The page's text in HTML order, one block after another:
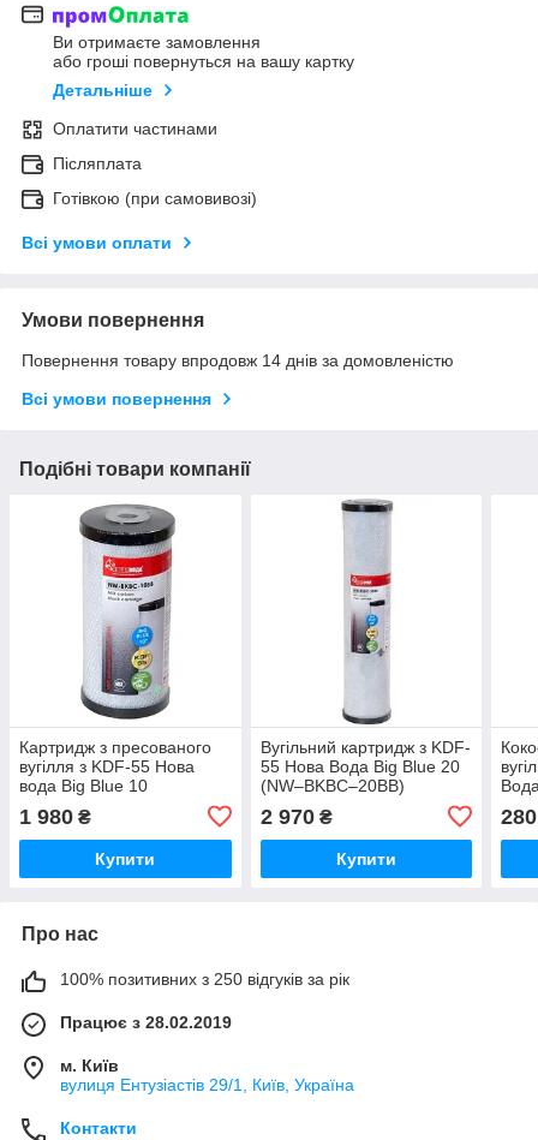
Ви отримаєте замовлення
або гроші повернуться на вашу картку
Детальніше
Оплатити частинами
Післяплата
Готівкою (при самовивозі)
Всі умови оплати
Умови повернення
Повернення товару впродовж 14 днів за домовленістю
Всі умови повернення
Подібні товари компанії
Картридж з пресованого
вугілля з KDF-55 Нова
вода Big Blue 10
1 980 ₴
Купити
Вугільний картридж з KDF-
55 Нова Вода Big Blue 20
(NW–BKBC–20BB)
2 970₴
Купити
280
Про нас
100% позитивних з 250 відгуків за рік
Працює з 28.02.2019
м. Київ
вулиця Ентузіастів 29/1, Київ, Україна
Контакти